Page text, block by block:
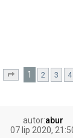
Strona 1z 57
1 2 3 4
autor:abur
07 lip 2020,